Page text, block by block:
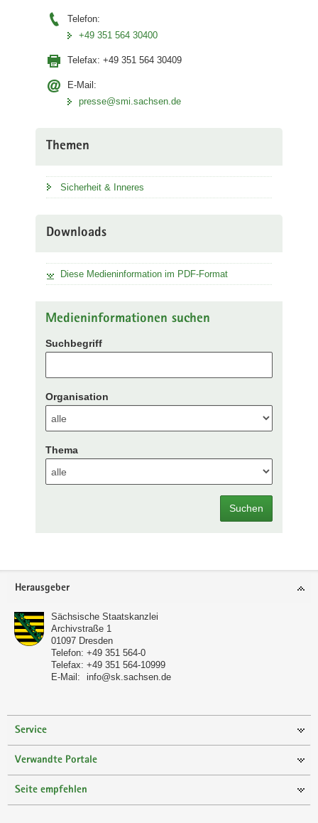
Telefon:
+49 351 564 30400
Telefax: +49 351 564 30409
E-Mail:
presse@smi.sachsen.de
Themen
Sicherheit & Inneres
Downloads
Diese Medieninformation im PDF-Format
Medieninformationen suchen
Suchbegriff
Organisation
Thema
Suchen
Footer-
Herausgeber
Sächsische Staatskanzlei
Archivstraße 1
01097 Dresden
Telefon: +49 351 564-0
Telefax: +49 351 564-10999
E-Mail:
info@sk.sachsen.de
Service
Verwandte Portale
Seite empfehlen